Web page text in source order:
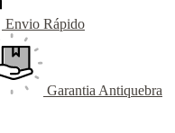
Envio Rápido
Garantia Antiquebra